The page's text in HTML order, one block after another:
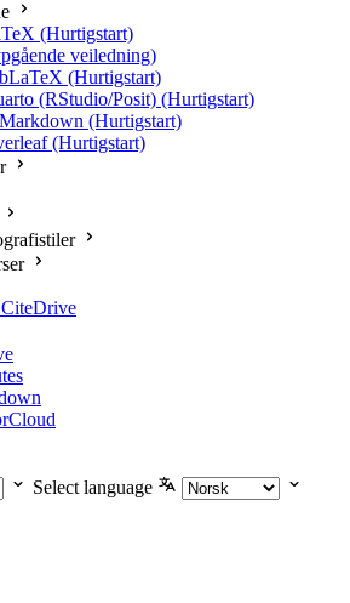
(Hurtigstart)
veiledning)
(Hurtigstart)
(RStudio/Posit) (Hurtigstart)
(Hurtigstart)
(Hurtigstart)
Select language